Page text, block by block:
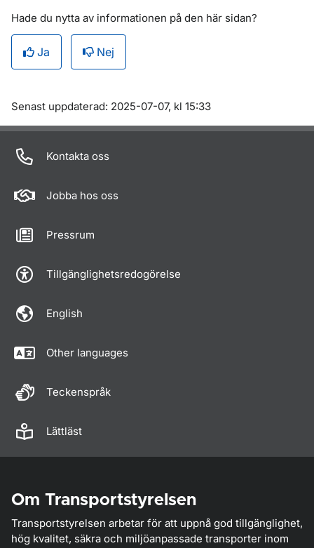
Hade du nytta av informationen på den här sidan?
Ja Nej
Om sidan
Senast uppdaterad: 2025-07-07, kl 15:33
Kontakta oss
Jobba hos oss
Pressrum
Tillgänglighetsredogörelse
English
Other languages
Teckenspråk
Lättläst
Om Transportstyrelsen
Transportstyrelsen arbetar för att uppnå god tillgänglighet,
hög kvalitet, säkra och miljöanpassade transporter inom